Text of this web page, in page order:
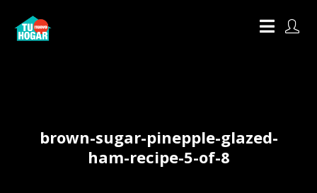
brown-sugar-pinepple-glazed-
ham-recipe-5-of-8